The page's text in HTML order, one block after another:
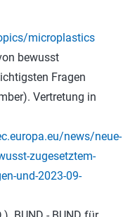
microplastics
bewusst
Fragen
Vertretung in
news/neue-
zugesetztem-
und-2023-09-